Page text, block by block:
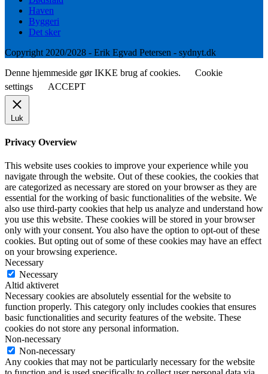
Haven
Byggeri
Det sker
Copyright 2020/2028 - Erik Egvad Petersen - sydnyt.dk
Denne hjemmeside gør IKKE brug af cookies.
Cookie
settings
ACCEPT
Luk
Privacy Overview
This website uses cookies to improve your experience while you
navigate through the website. Out of these cookies, the cookies that
are categorized as necessary are stored on your browser as they are
essential for the working of basic functionalities of the website. We
also use third-party cookies that help us analyze and understand how
you use this website. These cookies will be stored in your browser
only with your consent. You also have the option to opt-out of these
cookies. But opting out of some of these cookies may have an effect
on your browsing experience.
Necessary
Necessary
Altid aktiveret
Necessary cookies are absolutely essential for the website to
function properly. This category only includes cookies that ensures
basic functionalities and security features of the website. These
cookies do not store any personal information.
Non-necessary
Non-necessary
Any cookies that may not be particularly necessary for the website